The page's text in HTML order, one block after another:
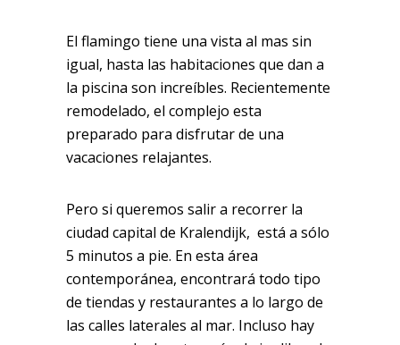
El flamingo tiene una vista al mas sin
igual, hasta las habitaciones que dan a
la piscina son increíbles. Recientemente
remodelado, el complejo esta
preparado para disfrutar de una
vacaciones relajantes.
Pero si queremos salir a recorrer la
ciudad capital de Kralendijk, está a sólo
5 minutos a pie. En esta área
contemporánea, encontrará todo tipo
de tiendas y restaurantes a lo largo de
las calles laterales al mar. Incluso hay